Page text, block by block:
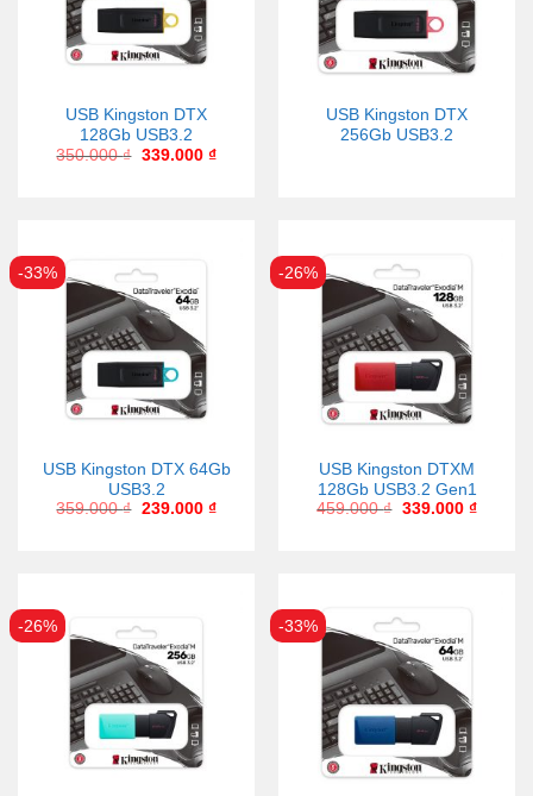
USB Kingston DTX
128Gb USB3.2
350.000₫ 339.000 ₫
USB Kingston DTX
256Gb USB3.2
-33%
USB Kingston DTX 64Gb
USB3.2
359.000₫ 239.000 ₫
-26%
USB Kingston DTXM
128Gb USB3.2 Gen1
459.000₫ 339.000 ₫
-26% -33%